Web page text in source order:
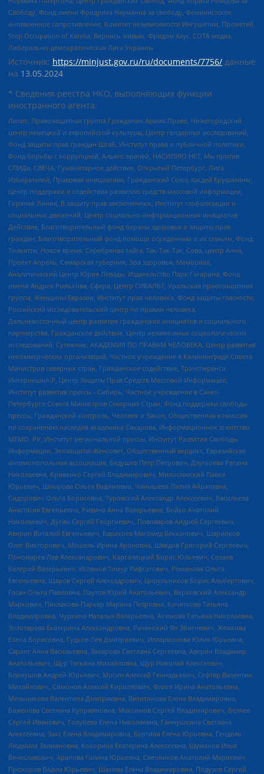
Свободу, Фонд имени Фридриха Науманна за свободу, Феминистское
антивоенное сопротивление, Комитет независимости Ингушетии, Прометей,
Stop Occupation of Karelia, Вернись живым, Фридом Хаус, СОТА медиа,
Либерально-демократическая Лига Украины
Источник: https://minjust.gov.ru/ru/documents/7756/ данные
на 13.05.2024
* Сведения реестра НКО, выполняющих функции
иностранного агента:
Лилит, Правозащитная группа Гражданин.Армия.Право, Нижегородский
центр немецкой и европейской культуры, Центр гендерных исследований,
Фонд защиты прав граждан Штаб, Институт права и публичной политики,
Фонд борьбы с коррупцией, Альянс врачей, НАСИЛИЮ.НЕТ, Мы против
СПИДа, СВЕЧА, Гуманитарное действие, Открытый Петербург, Лига
Избирателей, Правовая инициатива, Гражданский Союз, Хасдей Ерушалаим,
Центр поддержки и содействия развитию средств массовой информации,
Горячая Линия, В защиту прав заключенных, Институт глобализации и
социальных движений, Центр социально-информационных инициатив
Действие, Благотворительный фонд охраны здоровья и защиты прав
граждан, Благотворительный фонд помощи осужденным и их семьям, Фонд
Тольятти, Новое время, Серебряная тайга, Так-Так-Так, Сова, центр Анна,
Проект Апрель, Самарская губерния, Эра здоровья, Мемориал,
Аналитический Центр Юрия Левады, Издательство Парк Гагарина, Фонд
имени Андрея Рылькова, Сфера, Центр СИБАЛЬТ, Уральская правозащитная
группа, Женщины Евразии, Институт прав человека, Фонд защиты гласности,
Российский исследовательский центр по правам человека,
Дальневосточный центр развития гражданских инициатив и социального
партнерства, Гражданское действие, Центр независимых социологических
исследований, Сутяжник, АКАДЕМИЯ ПО ПРАВАМ ЧЕЛОВЕКА, Центр развития
некоммерческих организаций, Частное учреждение в Калининграде Совета
Министров северных стран, Гражданское содействие, Трансперенси
Интернешнл-Р, Центр Защиты Прав Средств Массовой Информации,
Институт развития прессы - Сибирь, Частное учреждение в Санкт-
Петербурге Совета Министров Северных Стран, Фонд поддержки свободы
прессы, Гражданский контроль, Человек и Закон, Общественная комиссия
по сохранению наследия академика Сахарова, Информационное агентство
МЕМО. РУ, Институт региональной прессы, Институт Развития Свободы
Информации, Экозащита!-Женсовет, Общественный вердикт, Евразийская
антимонопольная ассоциация, Бедушев Петр Петрович, Дзугкоева Регина
Николаевна, Кривенко Сергей Владимирович, Милославский Павел
Юрьевич, Шнырова Ольга Вадимовна, Чанышева Лилия Айратовна,
Сидорович Ольга Борисовна, Туровский Александр Алексеевич, Васильева
Анастасия Евгеньевна, Ривина Анна Валерьевна, Бойко Анатолий
Николаевич, Дугин Сергей Георгиевич, Пивоваров Андрей Сергеевич,
Аверин Виталий Евгеньевич, Барахоев Магомед Бекханович, Шарипков
Олег Викторович, Мошель Ирина Ароновна, Шведов Григорий Сергеевич,
Пономарев Лев Александрович, Каргалицкий Борис Юльевич, Созаев
Валерий Валерьевич, Исламов Тимур Рифгатович, Романова Ольга
Евгеньевна, Щаров Сергей Алексадрович, Цирульников Борис Альбертович,
Гасан Ольга Павловна, Паутов Юрий Анатольевич, Верховский Александр
Маркович, Пислакова-Паркер Марина Петровна, Кочеткова Татьяна
Владимировна, Чуркина Наталья Валерьевна, Акимова Татьяна Николаевна,
Золотарева Екатерина Александровна, Рачинский Ян Збигневич, Жемкова
Елена Борисовна, Гудков Лев Дмитриевич, Илларионова Юлия Юрьевна,
Саранг Анна Васильевна, Захарова Светлана Сергеевна, Аверин Владимир
Анатольевич, Щур Татьяна Михайловна, Щур Николай Алексеевич,
Блинушов Андрей Юрьевич, Мосин Алексей Геннадьевич, Гефтер Валентин
Михайлович, Симонов Алексей Кириллович, Флиге Ирина Анатольевна,
Мельникова Валентина Дмитриевна, Вититинова Елена Владимировна,
Баженова Светлана Куприяновна, Максимов Сергей Владимирович, Беляев
Сергей Иванович, Голубева Елена Николаевна, Ганнушкина Светлана
Алексеевна, Закс Елена Владимировна, Буртина Елена Юрьевна, Гендель
Людмила Залмановна, Кокорина Екатерина Алексеевна, Шуманов Илья
Вячеславович, Арапова Галина Юрьевна, Свечников Анатолий Мариевич,
Прохоров Вадим Юрьевич, Шахова Елена Владимировна, Подузов Сергей